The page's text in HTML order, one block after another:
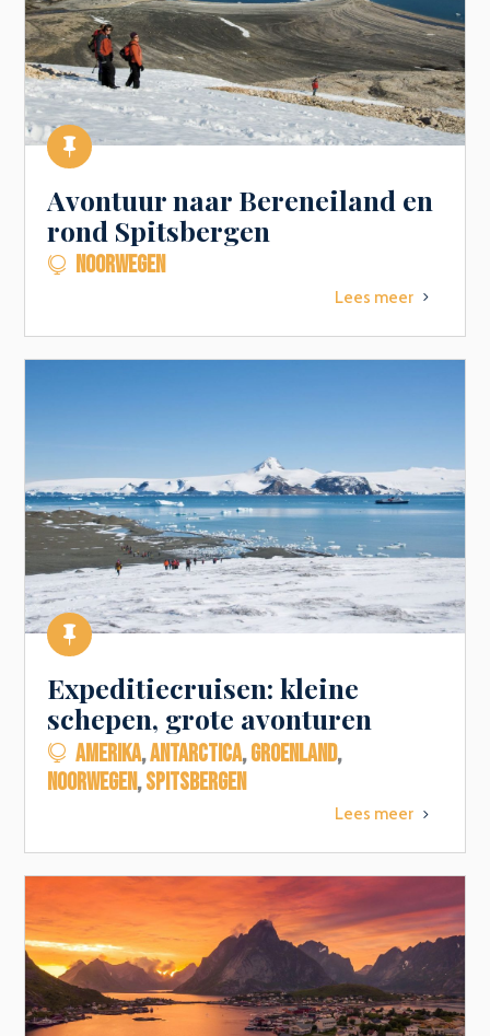

Avontuur naar Bereneiland en
rond Spitsbergen
 NOORWEGEN
Lees meer 5

Expeditiecruisen: kleine
schepen, grote avonturen
 AMERIKA,ANTARCTICA,GROENLAND,
NOORWEGEN,SPITSBERGEN
Lees meer 5